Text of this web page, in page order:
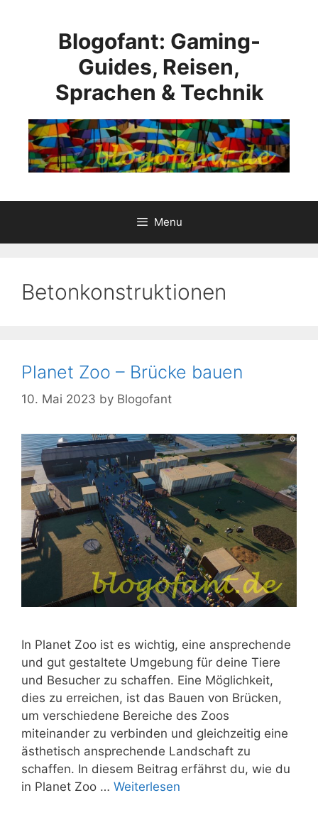
Blogofant: Gaming-
Guides, Reisen,
Sprachen & Technik
Menu
Betonkonstruktionen
Planet Zoo – Brücke bauen
10. Mai 2023 by Blogofant
In Planet Zoo ist es wichtig, eine ansprechende
und gut gestaltete Umgebung für deine Tiere
und Besucher zu schaffen. Eine Möglichkeit,
dies zu erreichen, ist das Bauen von Brücken,
um verschiedene Bereiche des Zoos
miteinander zu verbinden und gleichzeitig eine
ästhetisch ansprechende Landschaft zu
schaffen. In diesem Beitrag erfährst du, wie du
in Planet Zoo … Weiterlesen